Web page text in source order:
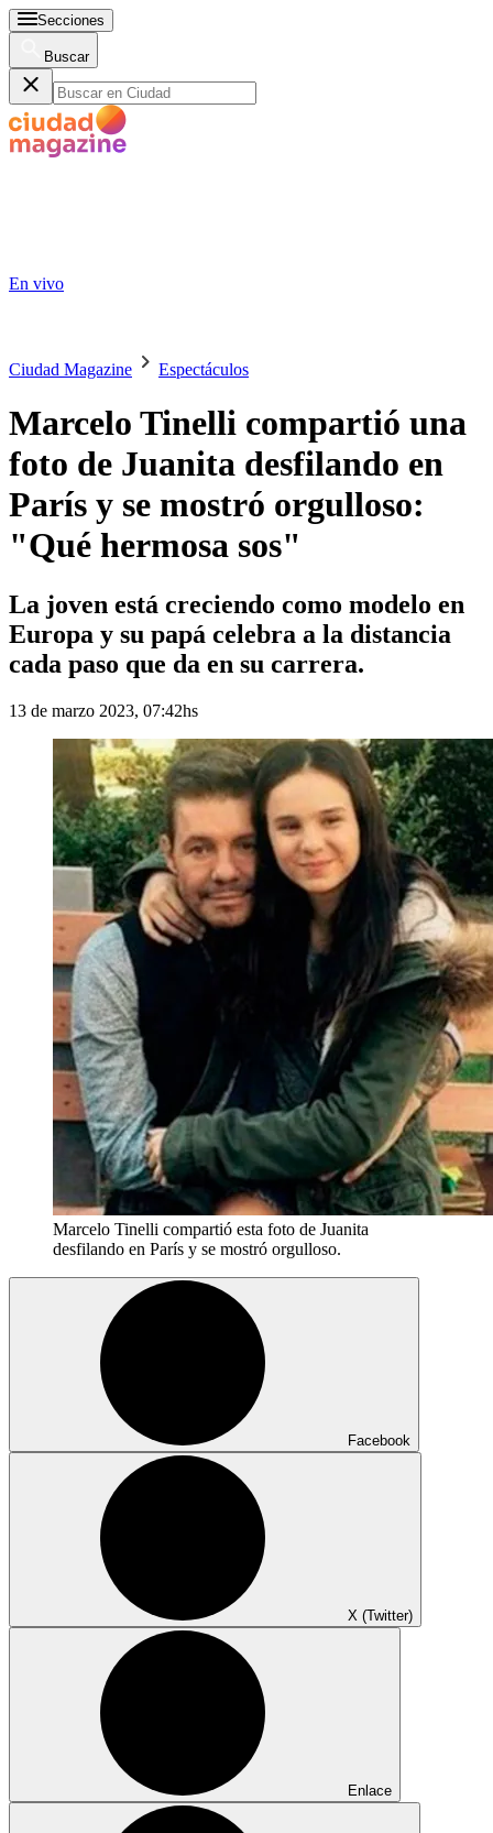
Secciones
Buscar
En vivo
Ciudad Magazine Espectáculos
Marcelo Tinelli compartió una
foto de Juanita desfilando en
París y se mostró orgulloso:
"Qué hermosa sos"
La joven está creciendo como modelo en
Europa y su papá celebra a la distancia
cada paso que da en su carrera.
13 de marzo 2023, 07:42hs
Marcelo Tinelli compartió esta foto de Juanita
desfilando en París y se mostró orgulloso.
Facebook
X (Twitter)
Enlace